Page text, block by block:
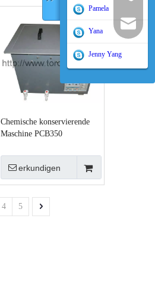
Chemische konservierende
Maschine PCB350
erkundigen
4 5
Pamela
Yana
Jenny Yang